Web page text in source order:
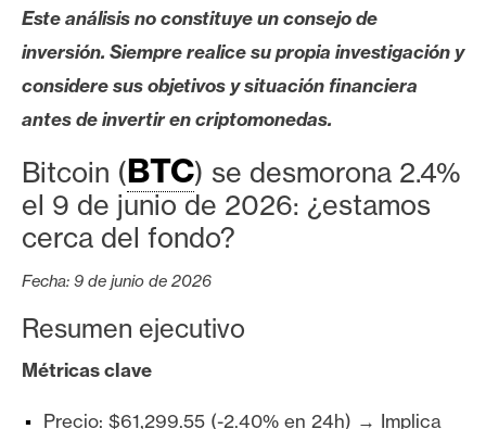
N
o
t
s
d
e
P
r
n
a
Este análisis no constituye un consejo de
inversión. Siempre realice su propia investigación y
considere sus objetivos y situación financiera
antes de invertir en criptomonedas.
Bitcoin (BTC) se desmorona 2.4%
el 9 de junio de 2026: ¿estamos
cerca del fondo?
Fecha: 9 de junio de 2026
Resumen ejecutivo
Métricas clave
Precio: $61,299.55 (-2.40% en 24h) → Implica